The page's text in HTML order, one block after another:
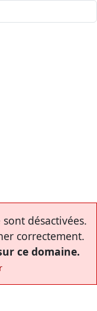
désactivées.
correctement.
ce domaine.